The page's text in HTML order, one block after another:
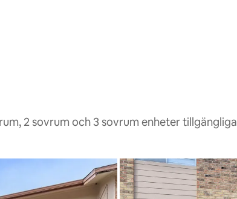
2 sovrum och 3 sovrum enheter tillgängliga